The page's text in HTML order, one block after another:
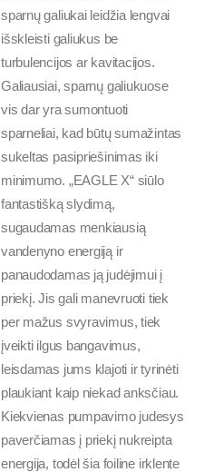
sparnų galiukai leidžia lengvai
išskleisti galiukus be
turbulencijos ar kavitacijos.
Galiausiai, sparnų galiukuose
vis dar yra sumontuoti
sparneliai, kad būtų sumažintas
sukeltas pasipriešinimas iki
minimumo. „EAGLE X“ siūlo
fantastišką slydimą,
sugaudamas menkiausią
vandenyno energiją ir
panaudodamas ją judėjimui į
priekį. Jis gali manevruoti tiek
per mažus svyravimus, tiek
įveikti ilgus bangavimus,
leisdamas jums klajoti ir tyrinėti
plaukiant kaip niekad anksčiau.
Kiekvienas pumpavimo judesys
paverčiamas į priekį nukreipta
energija, todėl šia foiline irklente